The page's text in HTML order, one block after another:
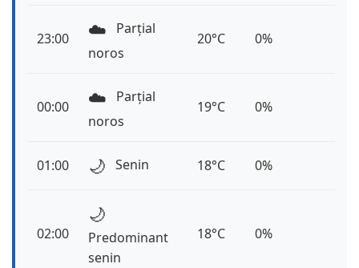
23:00 ☁️
Parțial
noros
20°C 0%
00:00 ☁️
Parțial
noros
19°C 0%
01:00 🌙 Senin 18°C 0%
02:00
🌙
Predominant
senin
18°C 0%